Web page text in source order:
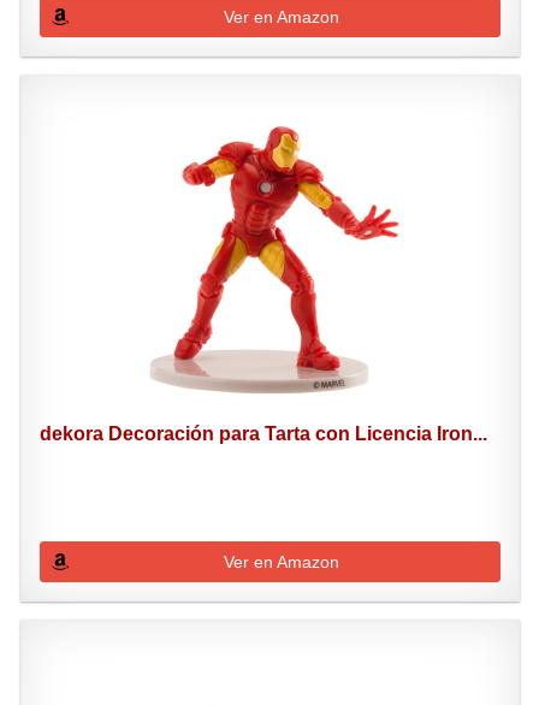
Ver en Amazon
dekora Decoración para Tarta con Licencia Iron...
Ver en Amazon